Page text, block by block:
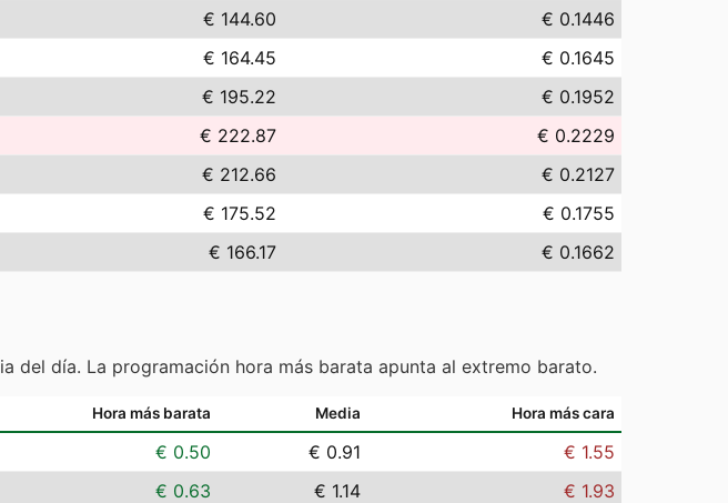
€ 144.60
€ 0.1446
€ 164.45
€ 0.1645
€ 195.22
€ 0.1952
€ 222.87
€ 0.2229
€ 212.66
€ 0.2127
€ 175.52
€ 0.1755
€ 166.17 € 0.1662
del día. La programación hora más barata apunta al extremo barato.
Hora más barata Media Hora más cara
€ 0.50 € 0.91
€ 1.55
€ 0.63 € 1.14
€ 1.93